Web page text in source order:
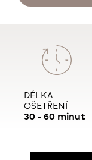
DÉLKA
OŠETŘENÍ
30 - 60 minut